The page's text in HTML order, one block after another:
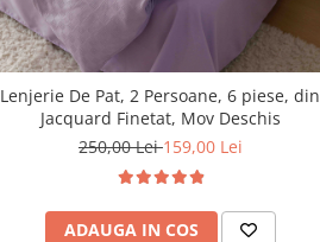
Lenjerie De Pat, 2 Persoane, 6 piese, din
Jacquard Finetat, Mov Deschis
250,00 Lei159,00 Lei
ADAUGA IN COS